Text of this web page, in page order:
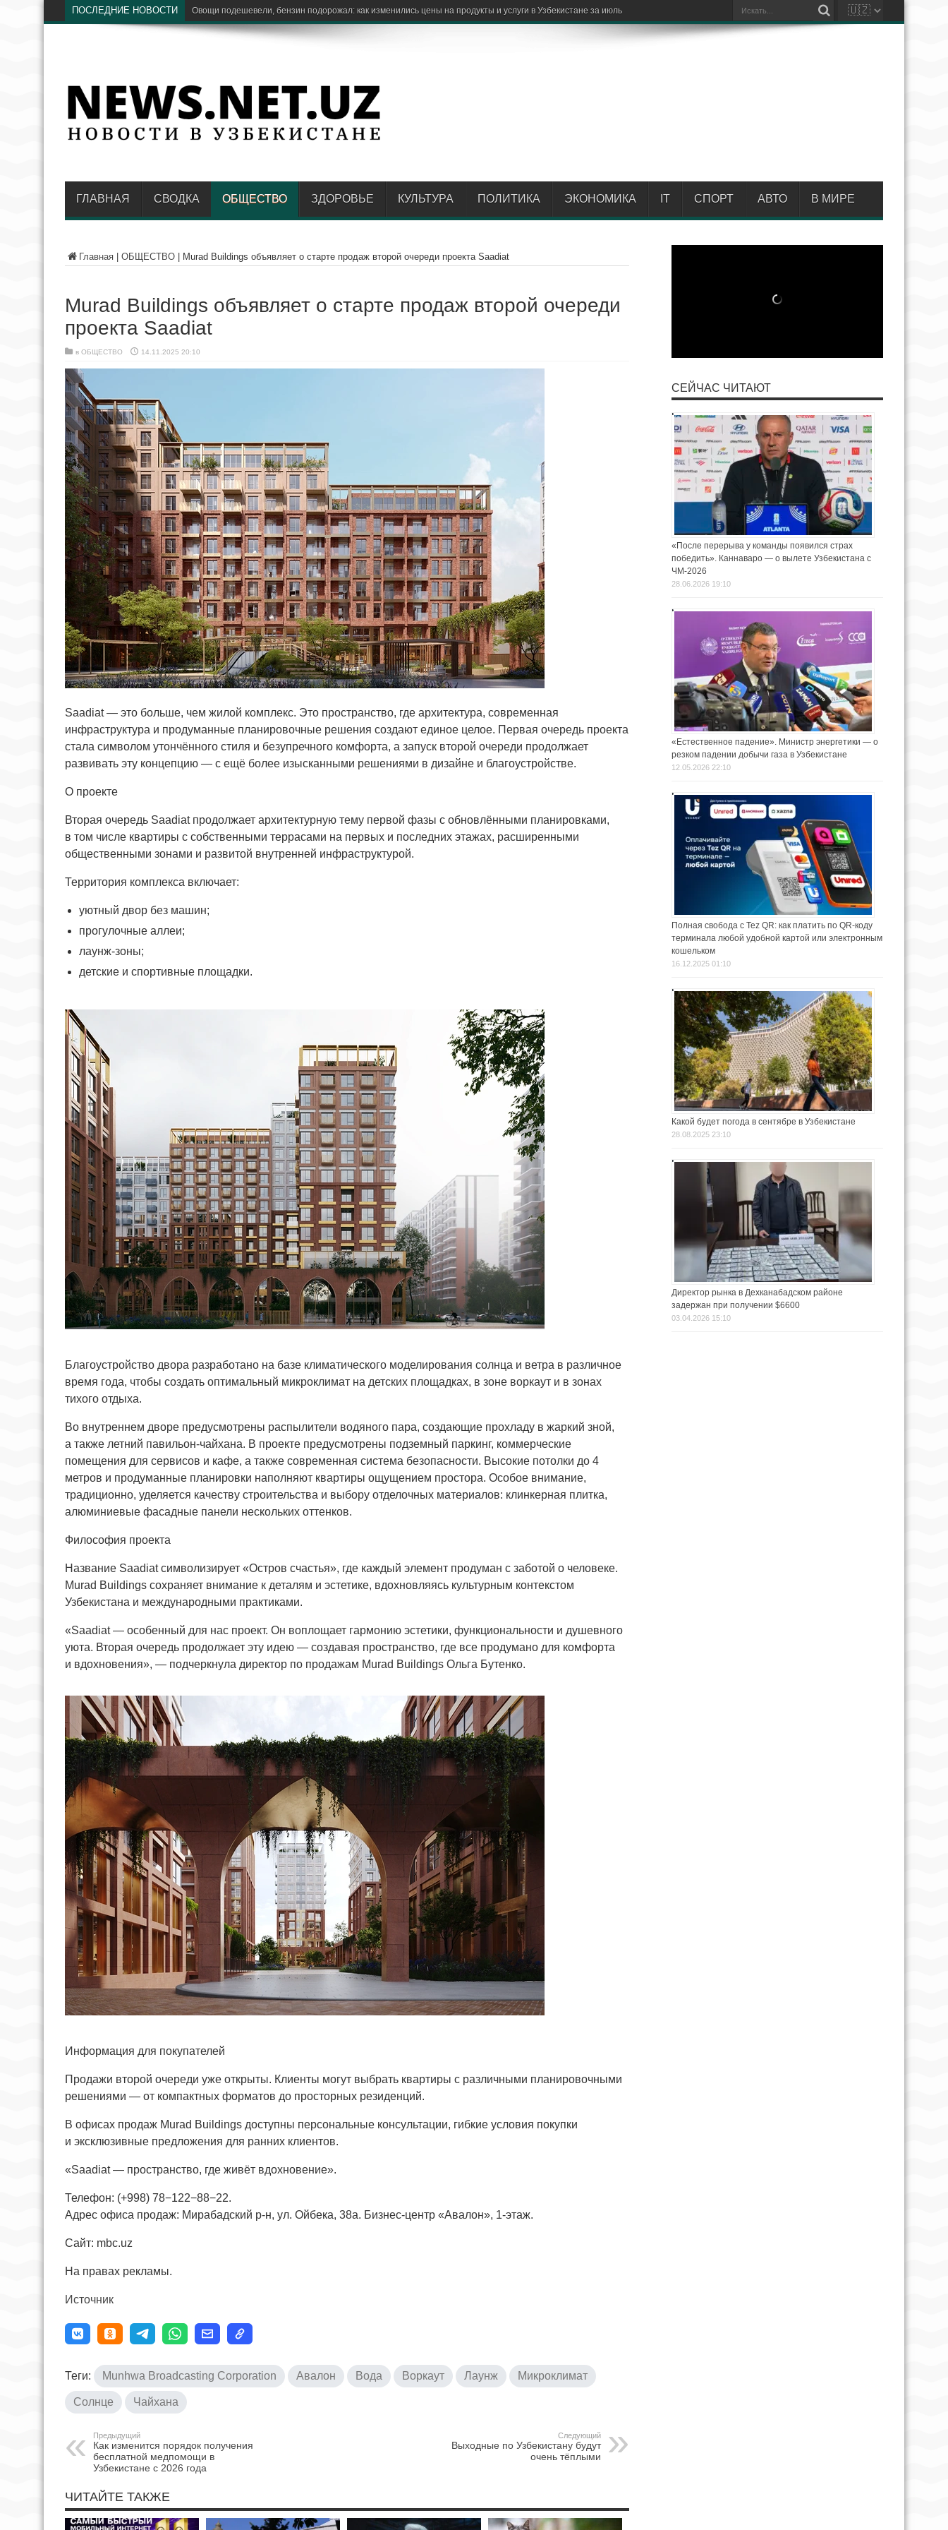
ПОСЛЕДНИЕ НОВОСТИ Ставки сумовых вкладов населени
ГЛАВНАЯ СВОДКА ОБЩЕСТВО ЗДОРОВЬЕ КУЛЬТУРА ПОЛИТИКА ЭКОНОМИКА IT СПОРТ АВТО В МИРЕ
Главная ОБЩЕСТВО Murad Buildings объявляет о старте продаж второй очереди проекта Saadiat
Murad Buildings объявляет о старте продаж второй очереди
проекта Saadiat
в ОБЩЕСТВО 14.11.2025 20:10
Saadiat — это больше, чем жилой комплекс. Это пространство, где архитектура, современная
инфраструктура и продуманные планировочные решения создают единое целое. Первая очередь проекта
стала символом утончённого стиля и безупречного комфорта, а запуск второй очереди продолжает
развивать эту концепцию — с ещё более изысканными решениями в дизайне и благоустройстве.
О проекте
Вторая очередь Saadiat продолжает архитектурную тему первой фазы с обновлёнными планировками,
в том числе квартиры с собственными террасами на первых и последних этажах, расширенными
общественными зонами и развитой внутренней инфраструктурой.
Территория комплекса включает:
уютный двор без машин;
прогулочные аллеи;
лаунж-зоны;
детские и спортивные площадки.
Благоустройство двора разработано на базе климатического моделирования солнца и ветра в различное
время года, чтобы создать оптимальный микроклимат на детских площадках, в зоне воркаут и в зонах
тихого отдыха.
Во внутреннем дворе предусмотрены распылители водяного пара, создающие прохладу в жаркий зной,
а также летний павильон-чайхана. В проекте предусмотрены подземный паркинг, коммерческие
помещения для сервисов и кафе, а также современная система безопасности. Высокие потолки до 4
метров и продуманные планировки наполняют квартиры ощущением простора. Особое внимание,
традиционно, уделяется качеству строительства и выбору отделочных материалов: клинкерная плитка,
алюминиевые фасадные панели нескольких оттенков.
Философия проекта
Название Saadiat символизирует «Остров счастья», где каждый элемент продуман с заботой о человеке.
Murad Buildings сохраняет внимание к деталям и эстетике, вдохновляясь культурным контекстом
Узбекистана и международными практиками.
«Saadiat — особенный для нас проект. Он воплощает гармонию эстетики, функциональности и душевного
уюта. Вторая очередь продолжает эту идею — создавая пространство, где все продумано для комфорта
и вдохновения», — подчеркнула директор по продажам Murad Buildings Ольга Бутенко.
Информация для покупателей
Продажи второй очереди уже открыты. Клиенты могут выбрать квартиры с различными планировочными
решениями — от компактных форматов до просторных резиденций.
В офисах продаж Murad Buildings доступны персональные консультации, гибкие условия покупки
и эксклюзивные предложения для ранних клиентов.
«Saadiat — пространство, где живёт вдохновение».
Телефон: (+998) 78−122−88−22.
Адрес офиса продаж: Мирабадский р-н, ул. Ойбека, 38а. Бизнес-центр «Авалон», 1-этаж.
Сайт: mbc.uz
На правах рекламы.
Источник
Теги: Munhwa Broadcasting Corporation Авалон Вода Воркаут Лаунж Микроклимат
Солнце Чайхана
Предыдущий
Как изменится порядок получения
бесплатной медпомощи в
Узбекистане с 2026 года
Следующий
Выходные по Узбекистану будут
очень тёплыми
ЧИТАЙТЕ ТАКЖЕ
СЕЙЧАС ЧИТАЮТ
«После перерыва у команды появился страх
победить». Каннаваро — о вылете Узбекистана с
ЧМ-2026
28.06.2026 19:10
«Естественное падение». Министр энергетики — о
резком падении добычи газа в Узбекистане
12.05.2026 22:10
Полная свобода с Tez QR: как платить по QR-коду
терминала любой удобной картой или электронным
кошельком
16.12.2025 01:10
Какой будет погода в сентябре в Узбекистане
28.08.2025 23:10
Директор рынка в Дехканабадском районе
задержан при получении $6600
03.04.2026 15:10